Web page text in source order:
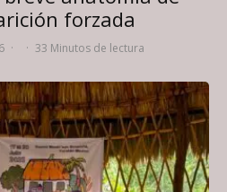
forzada
· · 33 Minutos de lectura